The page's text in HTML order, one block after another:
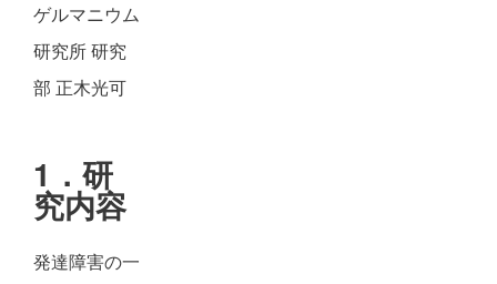
ゲルマニウム
研究所 研究
部 正木光可
1．研
究内容
発達障害の一